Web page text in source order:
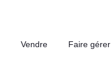
Vendre Faire gérer